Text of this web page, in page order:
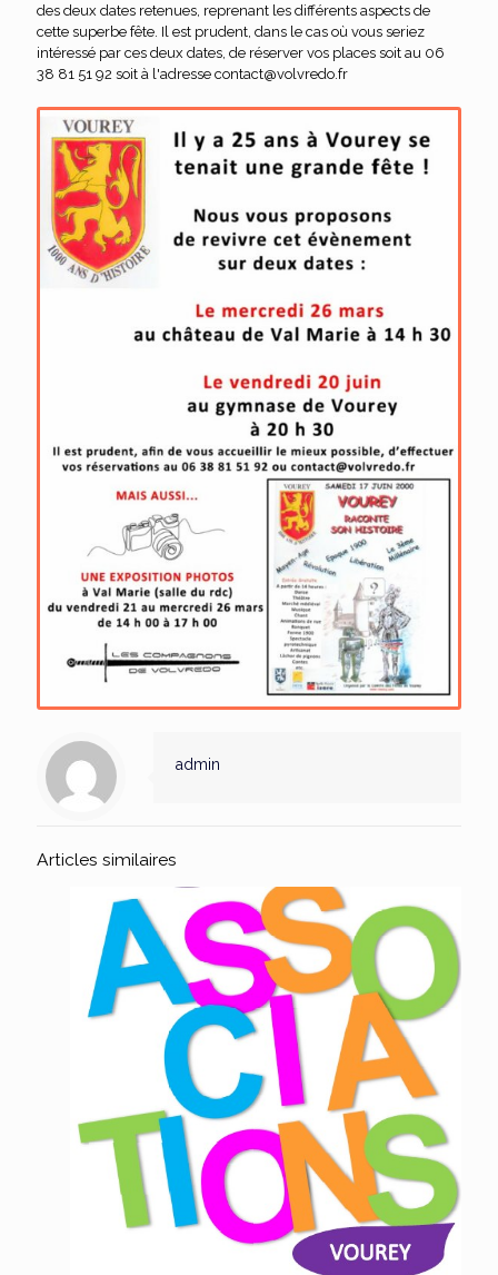
des deux dates retenues, reprenant les différents aspects de
cette superbe fête. Il est prudent, dans le cas où vous seriez
intéressé par ces deux dates, de réserver vos places soit au 06
38 81 51 92 soit à l'adresse contact@volvredo.fr
admin
Articles similaires